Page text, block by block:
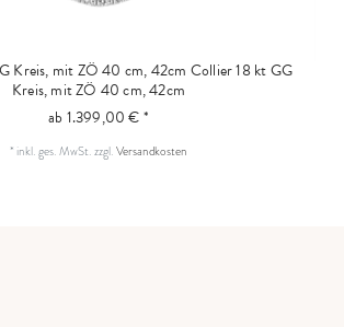
Kreis, mit ZÖ 40 cm, 42cm Collier 18 kt GG
Kreis, mit ZÖ 40 cm, 42cm
ab 1.399,00 € *
* inkl. ges. MwSt.zzgl.Versandkosten